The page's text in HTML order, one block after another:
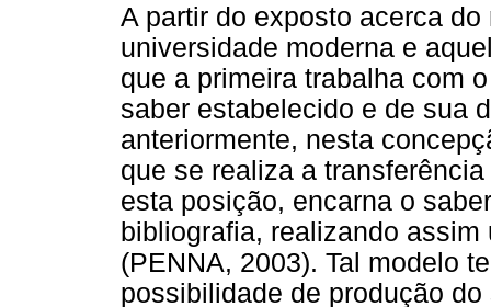
A partir do exposto acerca
universidade moderna e
que a primeira trabalha com
saber estabelecido e de sua
anteriormente, nesta
que se realiza a
esta posição, encarna o
bibliografia, realizando
(PENNA, 2003). Tal modelo
possibilidade de produção